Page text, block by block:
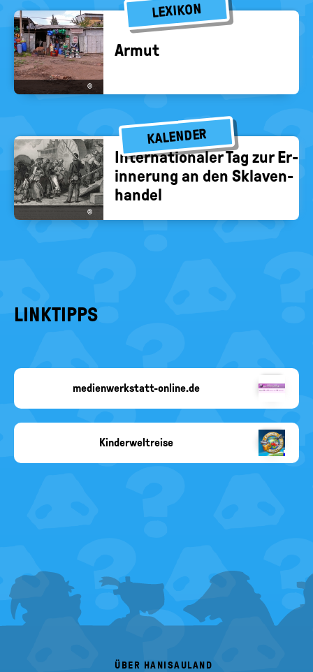
LEXIKON
©
Armut
KALENDER
©
In­ter­na­tio­na­ler Tag zur Er­
in­ne­rung an den Skla­ven­
han­del
LINKTIPPS
fehlt
medienwerkstatt-online.de
Kinderweltreise
FOOTER
MENU
ÜBER HANISAULAND